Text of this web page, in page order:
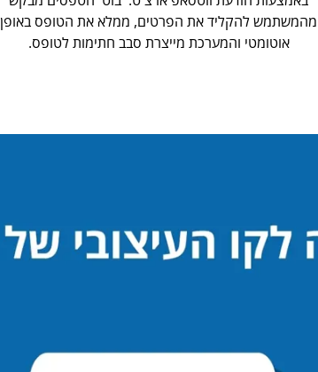
מהמשתמש להקליד את הפרטים, ממלא את הטופס באופן
אוטומטי והמערכת מייצרת סבב חתימות לטופס.